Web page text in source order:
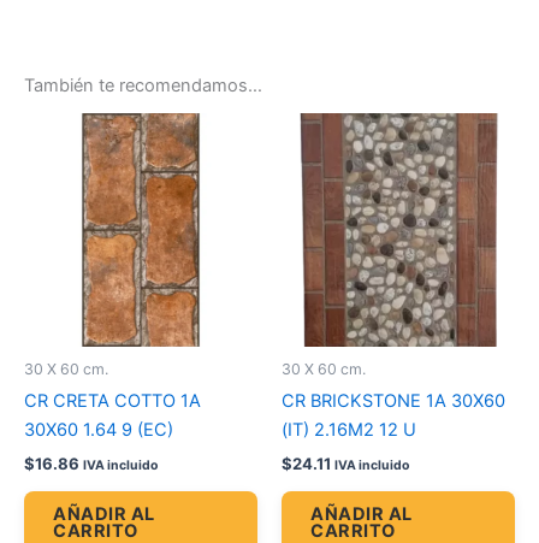
También te recomendamos…
30 X 60 cm.
CR CRETA COTTO 1A
30X60 1.64 9 (EC)
$16.86 IVA incluido
AÑADIR AL
CARRITO
30 X 60 cm.
CR BRICKSTONE 1A 30X60
(IT) 2.16M2 12 U
$24.11 IVA incluido
AÑADIR AL
CARRITO